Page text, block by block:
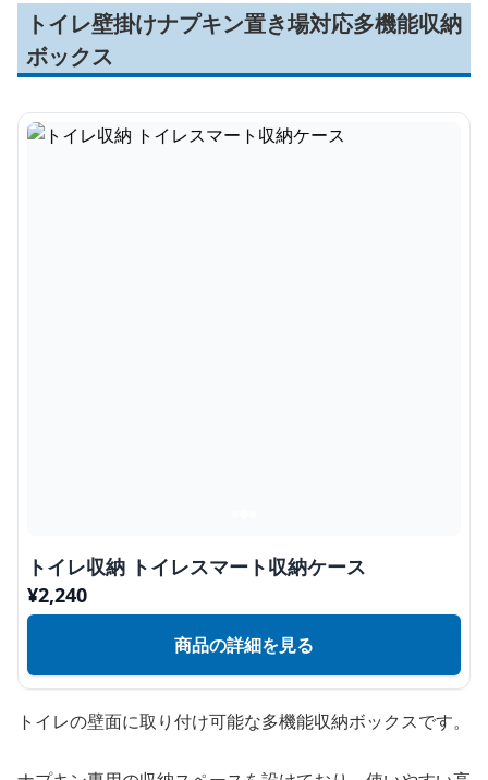
トイレ壁掛けナプキン置き場対応多機能収納
ボックス
トイレ収納 トイレスマート収納ケース
¥2,240
商品の詳細を見る
トイレの壁面に取り付け可能な多機能収納ボックスです。